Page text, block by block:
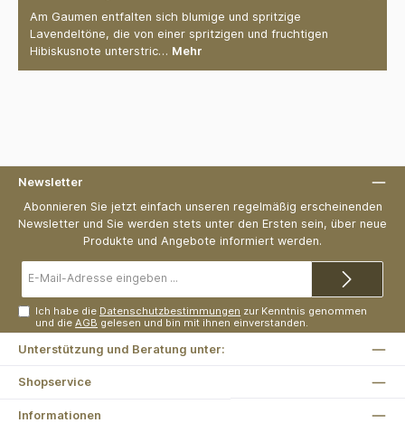
Am Gaumen entfalten sich blumige und spritzige
Lavendeltöne, die von einer spritzigen und fruchtigen
Hibiskusnote unterstric… Mehr
Newsletter
Abonnieren Sie jetzt einfach unseren regelmäßig erscheinenden
Newsletter und Sie werden stets unter den Ersten sein, über neue
Produkte und Angebote informiert werden.
Mail-
Ich habe die Datenschutzbestimmungen zur Kenntnis genommen
und dieAGB gelesen und bin mit ihnen einverstanden.
Unterstützung und Beratung unter:
Shopservice
Informationen